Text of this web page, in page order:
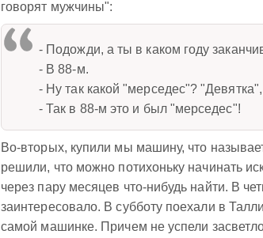
говорят мужчины":
- Подожди, а ты в каком году
- В 88-м.
- Ну так какой "мерседес"?
- Так в 88-м это и был "мерседес"!
Во-вторых, купили мы машину, что
решили, что можно потихоньку начинать
через пару месяцев что-нибудь найти. В
заинтересовало. В субботу поехали в
самой машинке. Причем не успели